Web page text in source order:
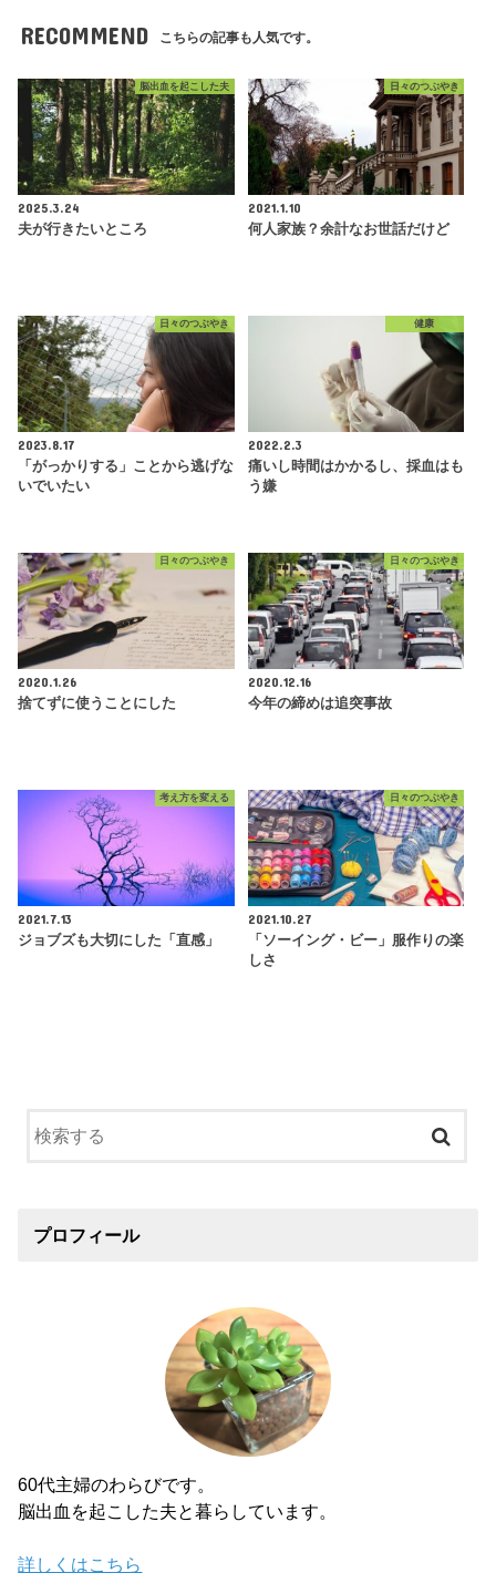
RECOMMEND こちらの記事も人気です。
脳出血を起こした夫
2025.3.24
夫が行きたいところ
日々のつぶやき
2021.1.10
何人家族？余計なお世話だけど
日々のつぶやき
2023.8.17
「がっかりする」ことから逃げな
いでいたい
健康
2022.2.3
痛いし時間はかかるし、採血はも
う嫌
日々のつぶやき
2020.1.26
捨てずに使うことにした
日々のつぶやき
2020.12.16
今年の締めは追突事故
考え方を変える
2021.7.13
ジョブズも大切にした「直感」
日々のつぶやき
2021.10.27
「ソーイング・ビー」服作りの楽
しさ
プロフィール
60代主婦のわらびです。
脳出血を起こした夫と暮らしています。
詳しくはこちら